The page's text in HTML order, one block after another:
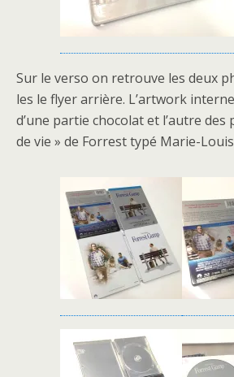
Sur le verso on retrouve les deux
les le flyer arrière. L’artwork
d’une partie chocolat et l’autre
de vie » de Forrest typé Marie-